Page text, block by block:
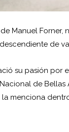
Manuel Forner,
de
su pasión por
de
menciona